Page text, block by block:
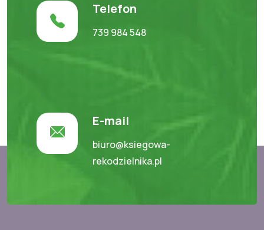
Telefon
739 984 548
E-mail
biuro@ksiegowa-
rekodzielnika.pl